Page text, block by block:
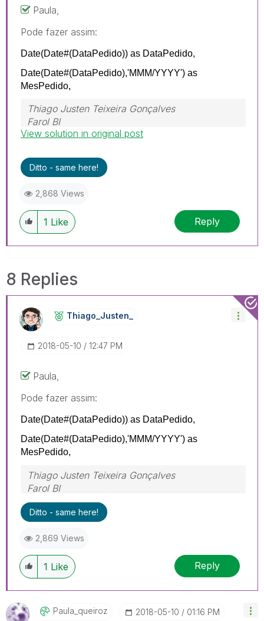
Paula,
Pode fazer assim:
Date(Date#(DataPedido)) as DataPedido,
Date(Date#(DataPedido),'MMM/YYYY') as
MesPedido,
Thiago Justen Teixeira Gonçalves
Farol BI
WhatsApp: 24 98152-1675
View solution in original post
Ditto - same here!
2,868 Views
1 Like Reply
8 Replies
Thiago_Justen_
‎2018-05-10 12:47 PM
Paula,
Pode fazer assim:
Date(Date#(DataPedido)) as DataPedido,
Date(Date#(DataPedido),'MMM/YYYY') as
MesPedido,
Thiago Justen Teixeira Gonçalves
Farol BI
WhatsApp: 24 98152-1675
Skype: justen.thiago
Ditto - same here!
2,869 Views
1 Like Reply
Paula_queiroz ‎2018-05-10 01:16 PM